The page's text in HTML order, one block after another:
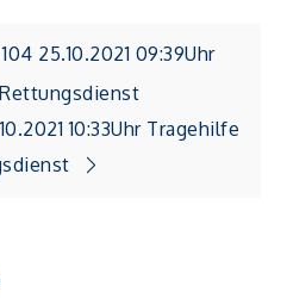
25.10.2021 09:39Uhr
10:33Uhr Tragehilfe